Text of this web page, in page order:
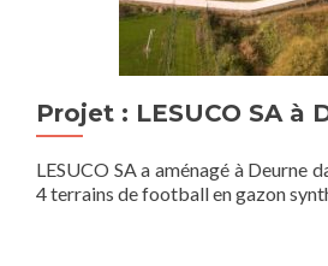
Projet : LESUCO SA à
LESUCO SA a aménagé à Deurne
4 terrains de football en gazon